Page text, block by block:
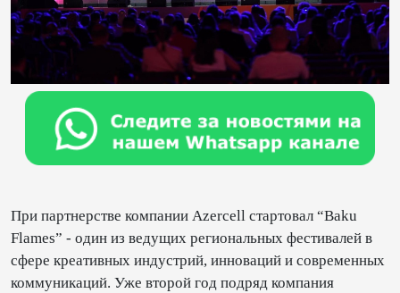
При партнерстве компании Azercell стартовал “Baku
Flames” - один из ведущих региональных фестивалей в
сфере креативных индустрий, инноваций и современных
коммуникаций. Уже второй год подряд компания